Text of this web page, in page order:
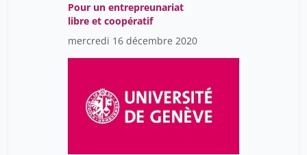
Pour un entrepreunariat
libre et coopératif
mercredi 16 décembre 2020